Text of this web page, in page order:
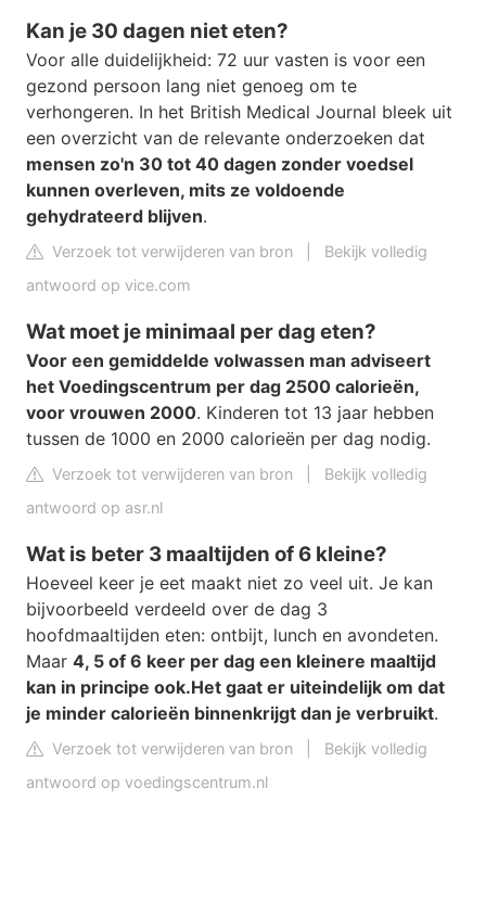
Kan je 30 dagen niet eten?
Voor alle duidelijkheid: 72 uur vasten is voor een
gezond persoon lang niet genoeg om te
verhongeren. In het British Medical Journal bleek uit
een overzicht van de relevante onderzoeken dat
mensen zo'n 30 tot 40 dagen zonder voedsel
kunnen overleven, mits ze voldoende
gehydrateerd blijven.
Verzoek tot verwijderen van bron
Bekijk volledig
antwoord op vice.com
Wat moet je minimaal per dag eten?
Voor een gemiddelde volwassen man adviseert
het Voedingscentrum per dag 2500 calorieën,
voor vrouwen 2000. Kinderen tot 13 jaar hebben
tussen de 1000 en 2000 calorieën per dag nodig.
Verzoek tot verwijderen van bron
Bekijk volledig
antwoord op asr.nl
Wat is beter 3 maaltijden of 6 kleine?
Hoeveel keer je eet maakt niet zo veel uit. Je kan
bijvoorbeeld verdeeld over de dag 3
hoofdmaaltijden eten: ontbijt, lunch en avondeten.
Maar 4, 5 of 6 keer per dag een kleinere maaltijd
kan in principe ook.Het gaat er uiteindelijk om dat
je minder calorieën binnenkrijgt dan je verbruikt.
Verzoek tot verwijderen van bron
Bekijk volledig
antwoord op voedingscentrum.nl